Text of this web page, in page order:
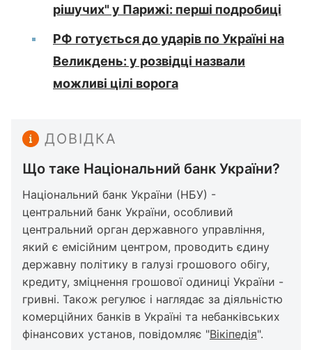
рішучих" у Парижі: перші подробиці
РФ готується до ударів по Україні на
Великдень: у розвідці назвали
можливі цілі ворога
ДОВІДКА
Що таке Національний банк України?
Національний банк України (НБУ) -
центральний банк України, особливий
центральний орган державного управління,
який є емісійним центром, проводить єдину
державну політику в галузі грошового обігу,
кредиту, зміцнення грошової одиниці України -
гривні. Також регулює і наглядає за діяльністю
комерційних банків в Україні та небанківських
фінансових установ, повідомляє "Вікіпедія".